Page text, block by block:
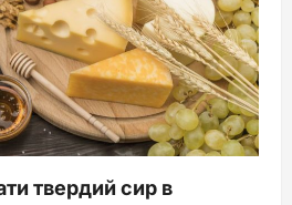
твердий сир в